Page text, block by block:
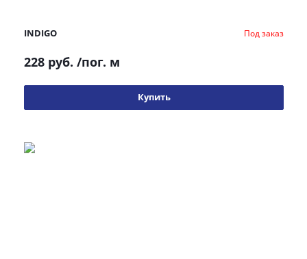
INDIGO Под заказ
228 руб. /пог. м
Купить